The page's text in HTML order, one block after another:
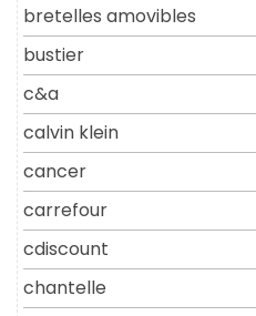
bretelles amovibles
bustier
c&a
calvin klein
cancer
carrefour
cdiscount
chantelle